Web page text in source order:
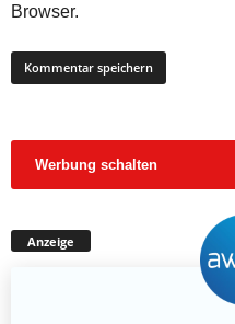
Browser.
Werbung schalten
Anzeige